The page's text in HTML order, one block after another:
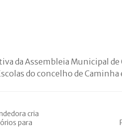
da Assembleia Municipal
do concelho de Caminha
cria
para